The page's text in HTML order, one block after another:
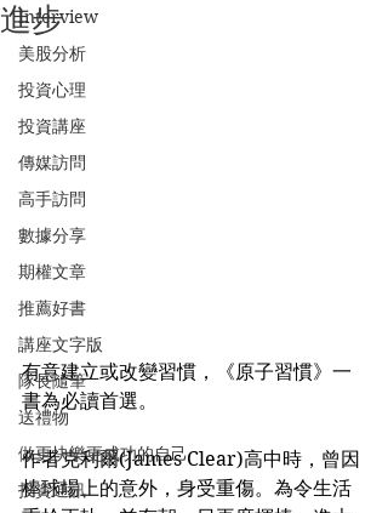
Interview
美股分析
投資心理
投資講座
傳媒訪問
高手訪問
數據分享
期權文章
推薦好書
講座文字版
隊長隨筆
送禮物
做更快樂更成功的自己
投資通訊
進步
有意建立或改變習慣，《原子習慣》一
書為必讀首選。
作者克利爾(James Clear)高中時，曾因
棒球場上的意外，身受重傷。為令生活